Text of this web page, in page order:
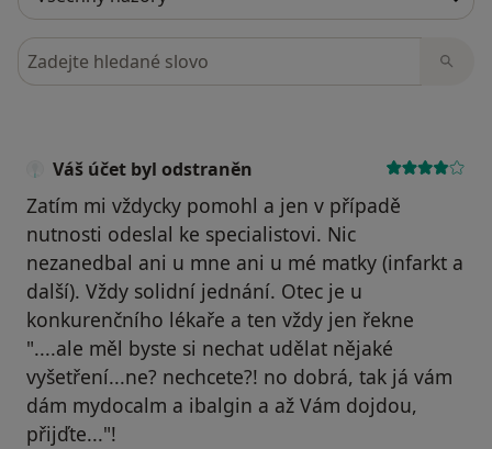
Hledejte v názorech
Váš účet byl odstraněn
Zatím mi vždycky pomohl a jen v případě
nutnosti odeslal ke specialistovi. Nic
nezanedbal ani u mne ani u mé matky (infarkt a
další). Vždy solidní jednání. Otec je u
konkurenčního lékaře a ten vždy jen řekne
"....ale měl byste si nechat udělat nějaké
vyšetření...ne? nechcete?! no dobrá, tak já vám
dám mydocalm a ibalgin a až Vám dojdou,
přijďte..."!